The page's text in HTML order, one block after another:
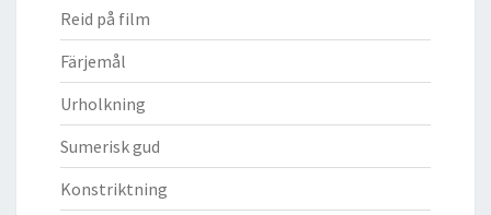
Reid på film
Färjemål
Urholkning
Sumerisk gud
Konstriktning